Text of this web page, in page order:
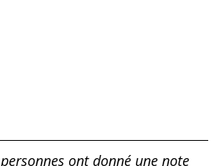
personnes ont donné une note